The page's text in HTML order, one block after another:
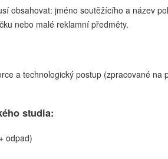
obsahovat: jméno soutěžícího a název
nebo malé reklamní předměty.
a technologický postup (zpracované
studia:
+ odpad)